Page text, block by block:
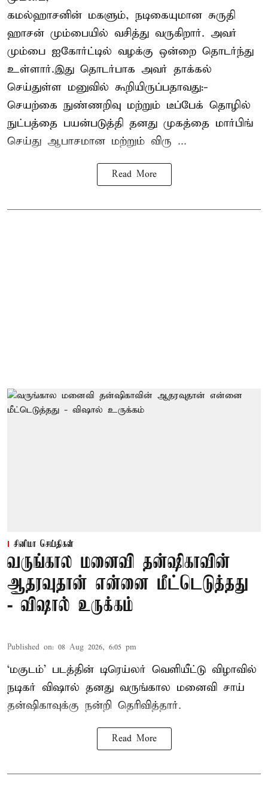
கமல்ஹாசனின் மகளும், நடிகையுமான சுருதி
ஹாசன் மும்பையில் வசித்து வருகிறார். அவர்
மும்பை ஐகோர்ட்டில் வழக்கு ஒன்றை தொடர்ந்து
உள்ளார்.இது தொடர்பாக அவர் தாக்கல்
செய்துள்ள மனுவில் கூறியிருப்பதாவது:-
செயற்கை நுண்ணறிவு மற்றும் டீப்பேக் தொழில்
நுட்பத்தை பயன்படுத்தி தனது முகத்தை மார்பிங்
செய்து ஆபாசமான மற்றும் விரு ...
Read More
சினிமா செய்திகள்
வருங்கால மனைவி தன்ஷிகாவின்
ஆதரவுதான் என்னை மீட்டெடுத்தது
- விஷால் உருக்கம்
Published on: 08 Aug 2026, 6:05 pm
‘மகுடம்’ படத்தின் டிரெய்லர் வெளியீட்டு விழாவில்
நடிகர் விஷால் தனது வருங்கால மனைவி சாய்
தன்ஷிகாவுக்கு நன்றி தெரிவித்தார்.
Read More